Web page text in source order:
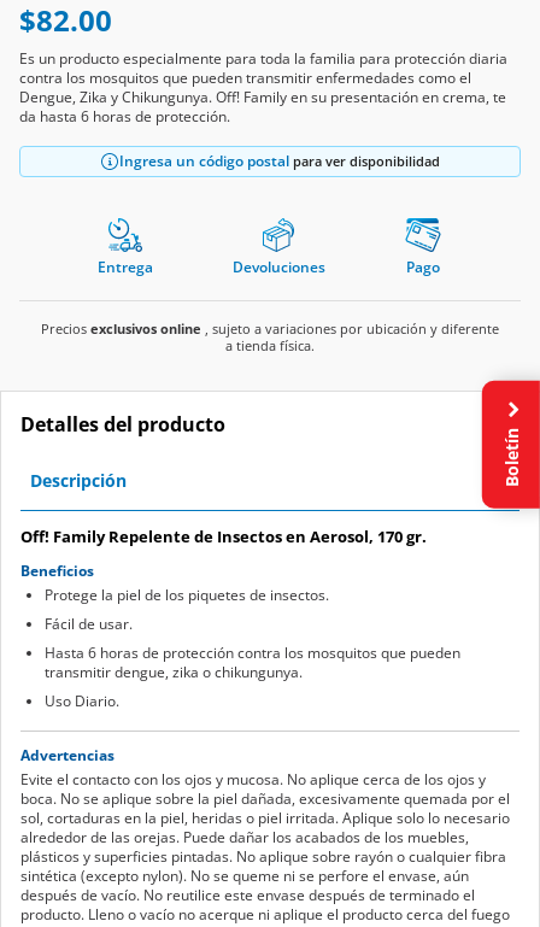
$82.00
Es un producto especialmente para toda la familia para protección diaria
contra los mosquitos que pueden transmitir enfermedades como el
Dengue, Zika y Chikungunya. Off! Family en su presentación en crema, te
da hasta 6 horas de protección.
Ingresa un código postal para ver disponibilidad
Entrega Devoluciones Pago
Precios exclusivos online , sujeto a variaciones por ubicación y diferente
a tienda física.
Detalles del producto
Descripción
Off! Family Repelente de Insectos en Aerosol, 170 gr.
Beneficios
Protege la piel de los piquetes de insectos.
Fácil de usar.
Hasta 6 horas de protección contra los mosquitos que pueden
transmitir dengue, zika o chikungunya.
Uso Diario.
Advertencias
Evite el contacto con los ojos y mucosa. No aplique cerca de los ojos y
boca. No se aplique sobre la piel dañada, excesivamente quemada por el
sol, cortaduras en la piel, heridas o piel irritada. Aplique solo lo necesario
alrededor de las orejas. Puede dañar los acabados de los muebles,
plásticos y superficies pintadas. No aplique sobre rayón o cualquier fibra
sintética (excepto nylon). No se queme ni se perfore el envase, aún
después de vacío. No reutilice este envase después de terminado el
producto. Lleno o vacío no acerque ni aplique el producto cerca del fuego
Boletín